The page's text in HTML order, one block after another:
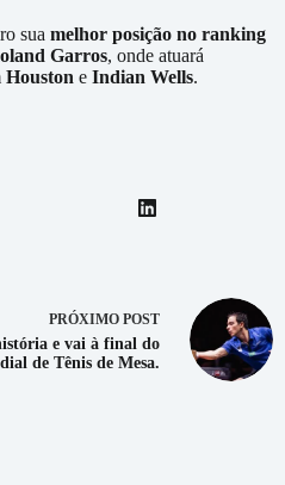
sua melhor posição no ranking
Garros, onde atuará
Houston e Indian Wells.
PRÓXIMO POST
e vai à final do
de Tênis de Mesa.